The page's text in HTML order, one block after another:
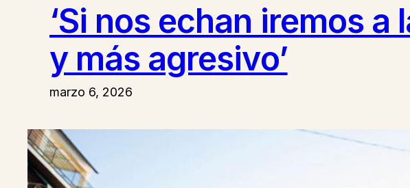
‘Si nos echan iremos
y más agresivo’
marzo 6, 2026